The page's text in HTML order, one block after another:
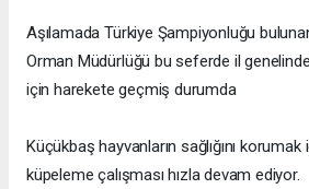
Aşılamada Türkiye Şampiyonluğu
Orman Müdürlüğü bu seferde il
için harekete geçmiş durumda
Küçükbaş hayvanların sağlığını korumak
küpeleme çalışması hızla devam ediyor.